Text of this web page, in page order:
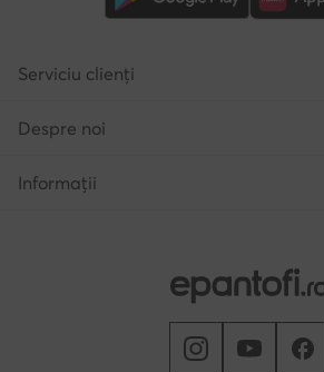
Serviciu clienți
Despre noi
Informații